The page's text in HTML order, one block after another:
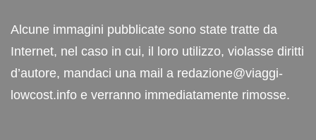
Alcune immagini pubblicate sono state tratte da
Internet, nel caso in cui, il loro utilizzo, violasse diritti
d’autore, mandaci una mail a redazione@viaggi-
lowcost.info e verranno immediatamente rimosse.